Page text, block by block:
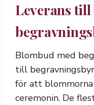
Leverans
Blombud med
till
för att blommorna
ceremonin. De